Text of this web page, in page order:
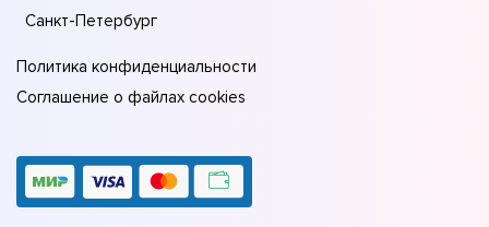
Санкт-Петербург
Политика конфиденциальности
Соглашение о файлах cookies